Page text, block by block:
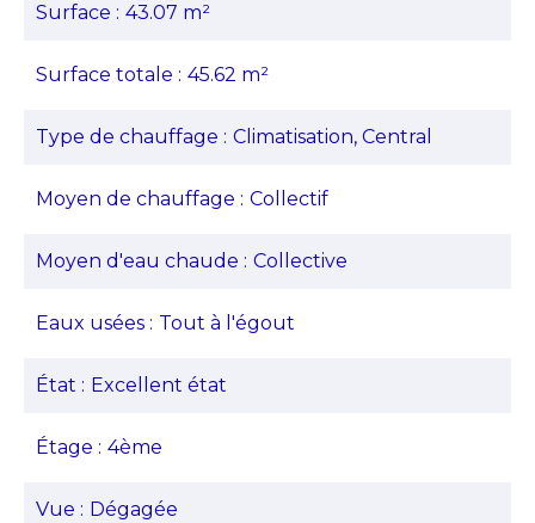
Surface 43.07 m²
Surface totale 45.62 m²
Type de chauffage Climatisation, Central
Moyen de chauffage Collectif
Moyen d'eau chaude Collective
Eaux usées Tout à l'égout
État Excellent état
Étage 4ème
Vue Dégagée